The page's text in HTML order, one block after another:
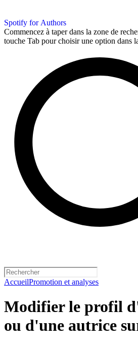
Spotify for Authors
Commencez à taper dans la zone de
touche Tab pour choisir une option dans
AccueilPromotion et analyses
Modifier le profil
ou d'une autrice